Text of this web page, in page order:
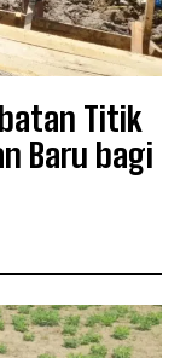
Titik
Baru bagi